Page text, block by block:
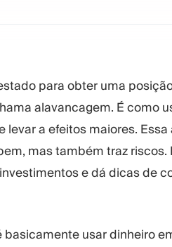
para obter uma
alavancagem. É como
a efeitos maiores.
mas também traz
e dá dicas de
usar dinheiro